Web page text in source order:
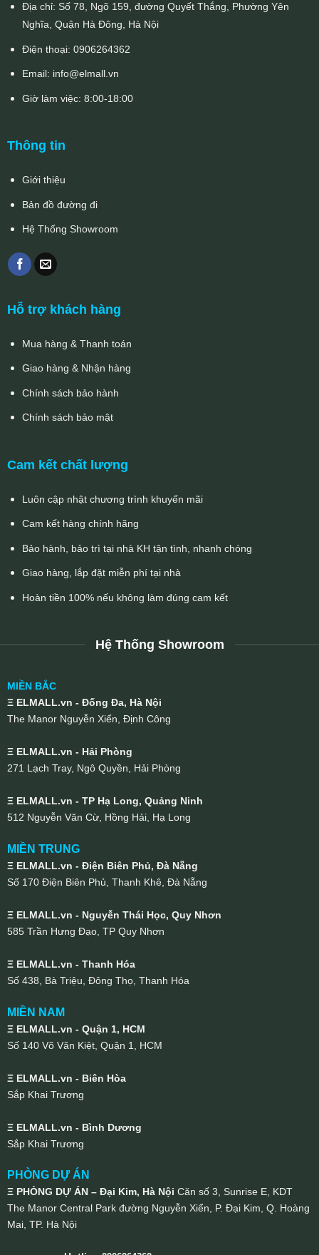
Địa chỉ: Số 78, Ngõ 159, đường Quyết Thắng, Phường Yên
Nghĩa, Quận Hà Đông, Hà Nội
Điện thoại: 0906264362
Email: info@elmall.vn
Giờ làm việc: 8:00-18:00
Thông tin
Giới thiệu
Bản đồ đường đi
Hệ Thống Showroom
Hỗ trợ khách hàng
Mua hàng & Thanh toán
Giao hàng & Nhận hàng
Chính sách bảo hành
Chính sách bảo mật
Cam kết chất lượng
Luôn cập nhật chương trình khuyến mãi
Cam kết hàng chính hãng
Bảo hành, bảo trì tại nhà KH tận tình, nhanh chóng
Giao hàng, lắp đặt miễn phí tại nhà
Hoàn tiền 100% nếu không làm đúng cam kết
Hệ Thống Showroom
MIỀN BẮC
Ξ ELMALL.vn - Đống Đa, Hà Nội
The Manor Nguyễn Xiển, Định Công
Ξ ELMALL.vn - Hải Phòng
271 Lạch Tray, Ngô Quyền, Hải Phòng
Ξ ELMALL.vn - TP Hạ Long, Quảng Ninh
512 Nguyễn Văn Cừ, Hồng Hải, Hạ Long
MIỀN TRUNG
Ξ ELMALL.vn - Điện Biên Phủ, Đà Nẵng
Số 170 Điện Biên Phủ, Thanh Khê, Đà Nẵng
Ξ ELMALL.vn - Nguyễn Thái Học, Quy Nhơn
585 Trần Hưng Đạo, TP Quy Nhơn
Ξ ELMALL.vn - Thanh Hóa
Số 438, Bà Triệu, Đông Thọ, Thanh Hóa
MIỀN NAM
Ξ ELMALL.vn - Quận 1, HCM
Số 140 Võ Văn Kiệt, Quận 1, HCM
Ξ ELMALL.vn - Biên Hòa
Sắp Khai Trương
Ξ ELMALL.vn - Bình Dương
Sắp Khai Trương
PHÒNG DỰ ÁN
Ξ PHÒNG DỰ ÁN – Đại Kim, Hà Nội Căn số 3, Sunrise E, KDT
The Manor Central Park đường Nguyễn Xiển, P. Đại Kim, Q. Hoàng
Mai, TP. Hà Nội